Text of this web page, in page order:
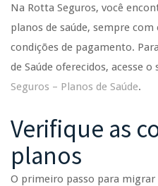
Na Rotta Seguros, você
planos de saúde, sempre
condições de pagamento.
de Saúde oferecidos, acesse
Seguros – Planos de Saúde.
Verifique as
planos
O primeiro passo para migrar